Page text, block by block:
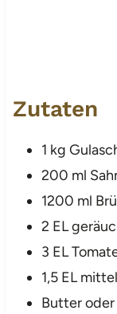
Zutaten
1 kg
200 ml
1200 ml
2 EL
3 EL
1,5 EL
Butter